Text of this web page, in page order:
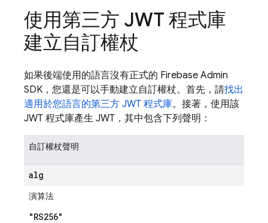
使用第三方 JWT 程式庫
建立自訂權杖
如果後端使用的語言沒有正式的 Firebase Admin
SDK，您還是可以手動建立自訂權杖。首先，請找出
適用於您語言的第三方 JWT 程式庫。接著，使用該
JWT 程式庫產生 JWT，其中包含下列聲明：
自訂權杖聲明
alg
演算法
"RS256"